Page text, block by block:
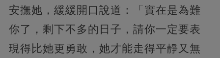
安撫她，緩緩開口說道：「實在是為難
你了，剩下不多的日子，請你一定要表
現得比她更勇敢，她才能走得平靜又無